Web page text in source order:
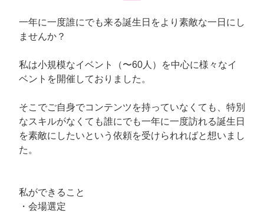
一年に一度誰にでも来る誕生日をより素敵な一日にし
ませんか？
私は小規模なイベント（〜60人）を中心に様々なイ
ベントを開催しておりました。
そこでご自身でコンテンツを持っていなくても、特別
なスキルがなくても誰にでも一年に一度訪れる誕生日
を素敵にしたいという依頼を受けられればと想いまし
た。
私ができること
・会場選定